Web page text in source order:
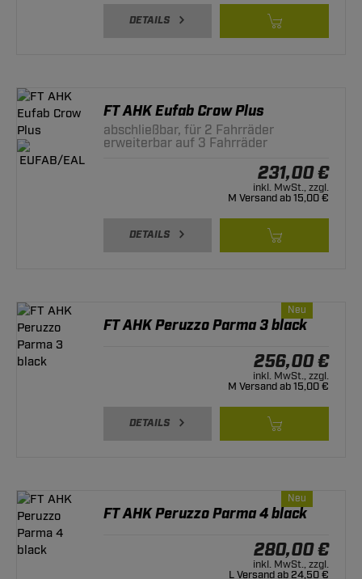
DETAILS
FT AHK Eufab Crow Plus
abschließbar, für 2 Fahrräder
erweiterbar auf 3 Fahrräder
231,00 €
inkl. MwSt., zzgl.
M Versand ab 15,00 €
DETAILS
Neu
FT AHK Peruzzo Parma 3 black
256,00 €
inkl. MwSt., zzgl.
M Versand ab 15,00 €
DETAILS
Neu
FT AHK Peruzzo Parma 4 black
280,00 €
inkl. MwSt., zzgl.
L Versand ab 24,50 €